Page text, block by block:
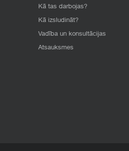
Kā tas darbojas?
Kā izsludināt?
Vadība un konsultācijas
Atsauksmes